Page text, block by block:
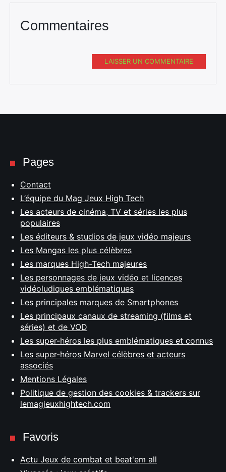
Commentaires
LAISSER UN COMMENTAIRE
Pages
Contact
L’équipe du Mag Jeux High Tech
Les acteurs de cinéma, TV et séries les plus
populaires
Les éditeurs & studios de jeux vidéo majeurs
Les Mangas les plus célèbres
Les marques High-Tech majeures
Les personnages de jeux vidéo et licences
vidéoludiques emblématiques
Les principales marques de Smartphones
Les principaux canaux de streaming (films et
séries) et de VOD
Les super-héros les plus emblématiques et connus
Les super-héros Marvel célèbres et acteurs
associés
Mentions Légales
Politique de gestion des cookies & trackers sur
lemagjeuxhightech.com
Favoris
Actu Jeux de combat et beat'em all